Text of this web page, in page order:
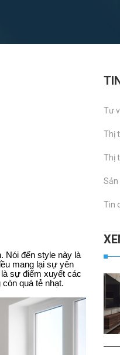
Nói đến style này là
mang lại sự yên
sự điểm xuyết các
quá tẻ nhạt.
Tư
Thị
Thị
Sản
Tin